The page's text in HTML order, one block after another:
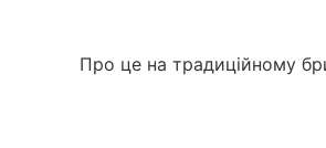
Про це на традиційному